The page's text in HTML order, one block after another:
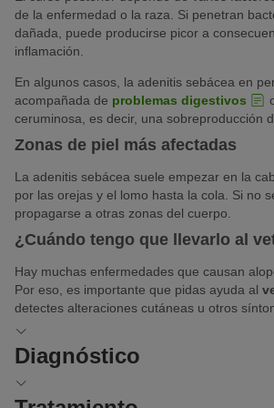
de la enfermedad o la raza. Si penetran
dañada, puede producirse picor a
inflamación.
En algunos casos, la adenitis sebácea en
acompañada de problemas digestivos
ceruminosa, es decir, una sobreproducción
Zonas de piel más afectadas
La adenitis sebácea suele empezar en la
por las orejas y el lomo hasta la cola. Si no
propagarse a otras zonas del cuerpo.
¿Cuándo tengo que llevarlo al
Hay muchas enfermedades que causan
Por eso, es importante que pidas ayuda al
detectes alteraciones cutáneas u otros
Diagnóstico
Para poder distinguir entre esta y otras